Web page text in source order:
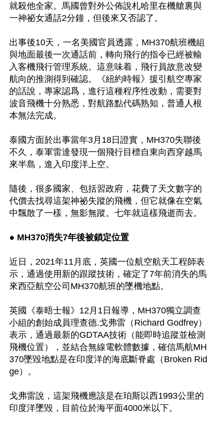
就殺他全家。馬國曾對外公佈說札哈里在機艙裏與
一神祕女通話2分鐘，但後來又否認了。
出事後10天，一名美國官員透露，MH370航班機組
與地面最後一次通話前，轉向飛行的指令已經被輸
入客機飛行管理系統。這意味着，飛行員故意改變
航向的推測得到確認。《紐約時報》援引航空專家
的話說，專家認爲，進行這種程序性改動，需要對
波音飛機十分熟悉，對航路點代碼熟知，普通人根
本無法完成。
泰國方面於出事當年3月18日證實，MH370失聯後
不久，泰軍雷達發現一個飛行目標自東向西穿越馬
來半島，進入印度洋上空。
隨後，很多國家、包括習政府，花費了天文數字的
代價去找尋這架神祕失蹤的飛機，但它就像在空氣
中飄散了一樣，無影無蹤。七年就這樣飛逝而去。
● MH370消失7年後被鎖定位置
近日，2021年11月底，英國一位航空航天工程師表
示，通過使用新的跟蹤技術，確定了7年前消失的馬
來西亞航空公司MH370航班的墜機地點。
英國《泰晤士報》12月1日報導，MH370獨立調查
小組的創始成員理查德.戈弗雷（Richard Godfrey）
表示，通過最新的GDTAA技術（能即時追蹤並檢測
飛機位置），並結合無線電軟體數據，確信馬航MH
370墜毀地點是在印度洋的海底斷脊處（Broken Rid
ge）。
戈弗雷說，這架飛機應該是在珀斯以西1993公里的
印度洋墜毀，目前位於海平面4000米以下。